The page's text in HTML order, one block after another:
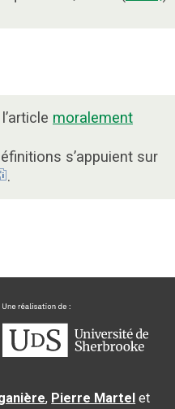
moralement
s’appuient sur
.
, Pierre Martel et